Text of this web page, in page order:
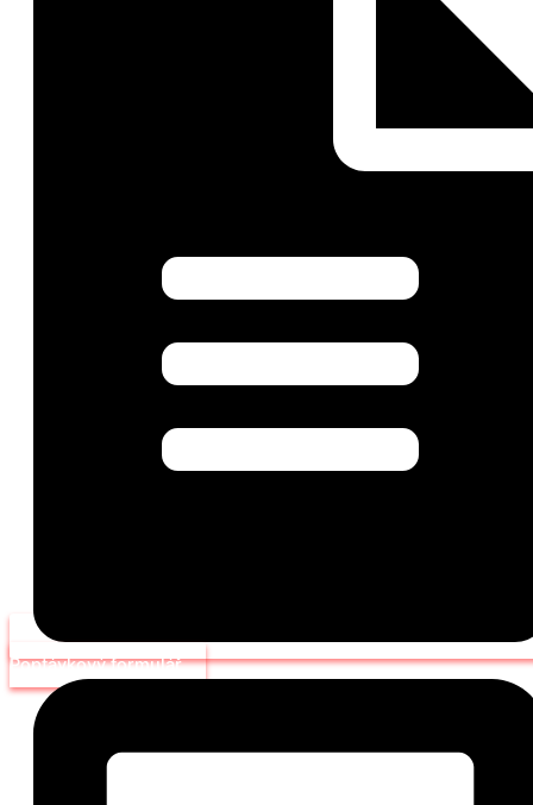
Poptávkový formulář